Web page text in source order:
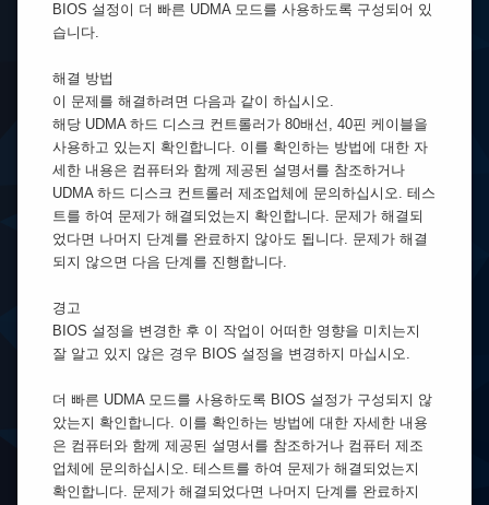
BIOS 설정이 더 빠른 UDMA 모드를 사용하도록 구성되어 있
습니다.
해결 방법
이 문제를 해결하려면 다음과 같이 하십시오.
해당 UDMA 하드 디스크 컨트롤러가 80배선, 40핀 케이블을
사용하고 있는지 확인합니다. 이를 확인하는 방법에 대한 자
세한 내용은 컴퓨터와 함께 제공된 설명서를 참조하거나
UDMA 하드 디스크 컨트롤러 제조업체에 문의하십시오. 테스
트를 하여 문제가 해결되었는지 확인합니다. 문제가 해결되
었다면 나머지 단계를 완료하지 않아도 됩니다. 문제가 해결
되지 않으면 다음 단계를 진행합니다.
경고
BIOS 설정을 변경한 후 이 작업이 어떠한 영향을 미치는지
잘 알고 있지 않은 경우 BIOS 설정을 변경하지 마십시오.
더 빠른 UDMA 모드를 사용하도록 BIOS 설정가 구성되지 않
았는지 확인합니다. 이를 확인하는 방법에 대한 자세한 내용
은 컴퓨터와 함께 제공된 설명서를 참조하거나 컴퓨터 제조
업체에 문의하십시오. 테스트를 하여 문제가 해결되었는지
확인합니다. 문제가 해결되었다면 나머지 단계를 완료하지